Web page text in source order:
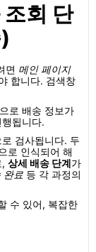
회 단
면 메인 페이지
합니다. 검색창
로 배송 정보가
됩니다.
검사됩니다. 두
로 인식되어 해
상세 배송 단계가
완료 등 각 과정의
수 있어, 복잡한